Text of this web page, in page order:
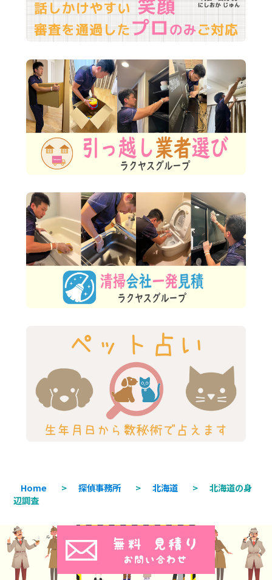
Home > 探偵事務所 > 北海道 >
北海道の身
辺調査